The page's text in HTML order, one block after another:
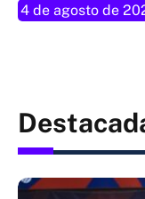
4 de agosto de